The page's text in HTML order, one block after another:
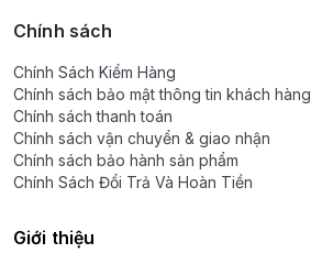
Chính sách
Chính Sách Kiểm Hàng
Chính sách bảo mật thông tin khách hàng
Chính sách thanh toán
Chính sách vận chuyển & giao nhận
Chính sách bảo hành sản phẩm
Chính Sách Đổi Trả Và Hoàn Tiền
Giới thiệu